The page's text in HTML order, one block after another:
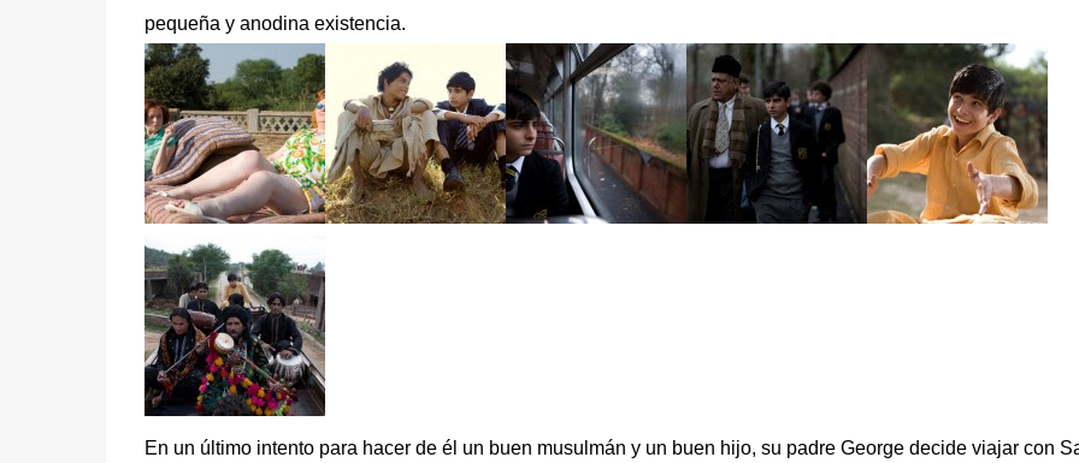
pequeña y anodina existencia.
En un último intento para hacer de él un buen musulmán y un buen hijo, su padre George decide viajar con